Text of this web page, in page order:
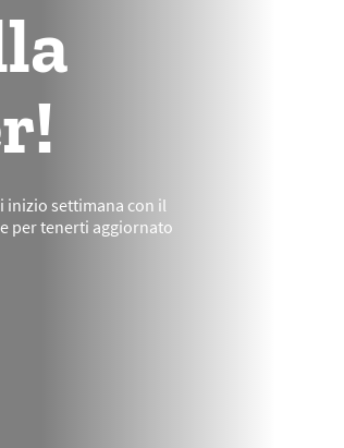
inizio settimana con il
per tenerti aggiornato